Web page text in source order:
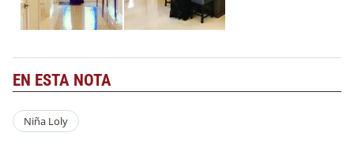
EN ESTA NOTA
Niña Loly